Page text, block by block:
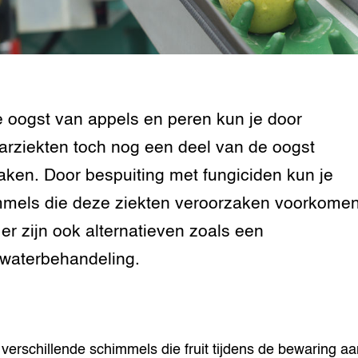
dierenwelzijn: het
omgaan met de
in de
oogst van appels en peren kun je door
toch nog een deel van de oogst
Door bespuiting met fungiciden kun je
die deze ziekten veroorzaken
zijn ook alternatieven zoals een
verschillende schimmels die fruit tijdens de bewaring